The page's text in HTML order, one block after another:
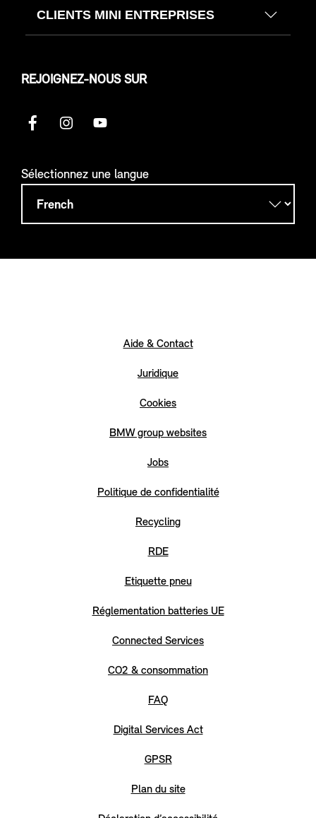
CLIENTS MINI ENTREPRISES
REJOIGNEZ-NOUS SUR
Sélectionnez une langue
Aide & Contact
Juridique
Cookies
BMW group websites
Jobs
Politique de confidentialité
Recycling
RDE
Etiquette pneu
Réglementation batteries UE
Connected Services
CO2 & consommation
FAQ
Digital Services Act
GPSR
Plan du site